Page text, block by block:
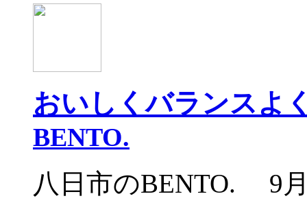
おいしくバランスよ
BENTO.
八日市のBENTO. 9